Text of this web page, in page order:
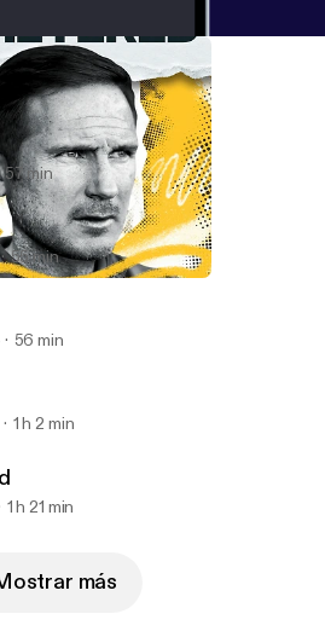
Dugmore
57 min
55 min
56 min
1 h 2 min
1 h 21 min
más